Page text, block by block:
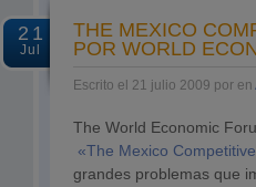
21
Jul
THE MEXICO
POR WORLD
Escrito el 21 julio 2009 por en
The World Economic
«The Mexico
grandes problemas que